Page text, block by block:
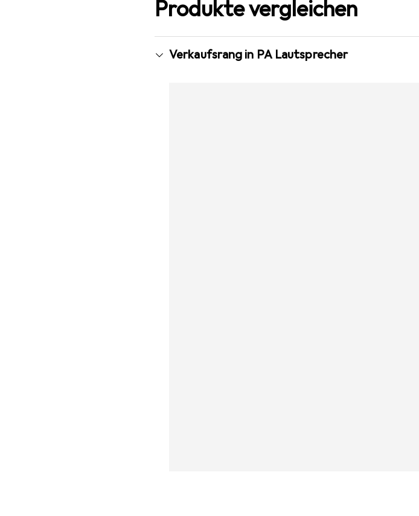
Produkte vergleichen
Verkaufsrang in PA Lautsprecher